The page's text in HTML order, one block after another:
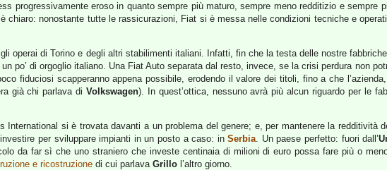
progressivamente eroso in quanto sempre più maturo, sempre meno redditizio e sempre
nonostante tutte le rassicurazioni, Fiat si è messa nelle condizioni tecniche e
operai di Torino e degli altri stabilimenti italiani. Infatti, fin che la testa delle nostre
un po’ di orgoglio italiano. Una Fiat Auto separata dal resto, invece, se la crisi perdura non
fiduciosi scapperanno appena possibile, erodendo il valore dei titoli, fino a che
già chi parlava di Volkswagen). In quest’ottica, nessuno avrà più alcun riguardo per le
International si è trovata davanti a un problema del genere; e, per mantenere la redditività
per sviluppare impianti in un posto a caso: inSerbia. Un paese perfetto: fuori dall’
da far sì che uno straniero che investe centinaia di milioni di euro possa fare più o
e ricostruzione di cui parlava Grillo l’altro giorno.